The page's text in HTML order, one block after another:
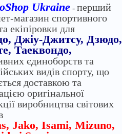
Ukraine - перший
магазин спортивного
екіпіровки для
Джіу-Джитсу, Дзюдо,
Таеквондо,
єдиноборств та
видів спорту, що
доставкою та
оригінальної
виробництва світових
Jako, Isami, Mizuno,